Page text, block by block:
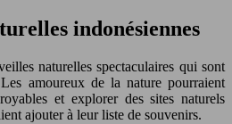
indonésiennes
naturelles spectaculaires qui sont
amoureux de la nature pourraient
et explorer des sites naturels
ajouter à leur liste de souvenirs.